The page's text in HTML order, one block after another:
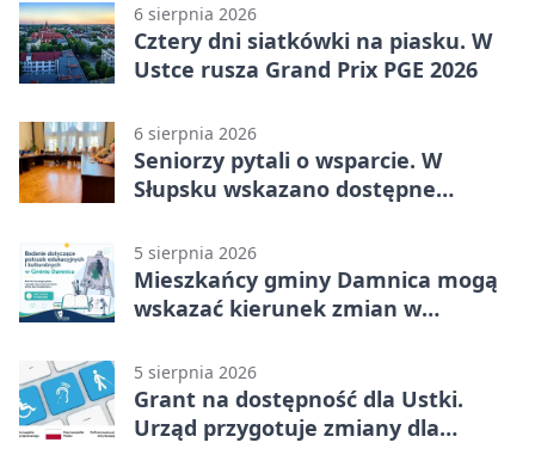
6 sierpnia 2026
Cztery dni siatkówki na piasku. W
Ustce rusza Grand Prix PGE 2026
6 sierpnia 2026
Seniorzy pytali o wsparcie. W
Słupsku wskazano dostępne
5 sierpnia 2026
Mieszkańcy gminy Damnica mogą
wskazać kierunek zmian w
5 sierpnia 2026
Grant na dostępność dla Ustki.
Urząd przygotuje zmiany dla